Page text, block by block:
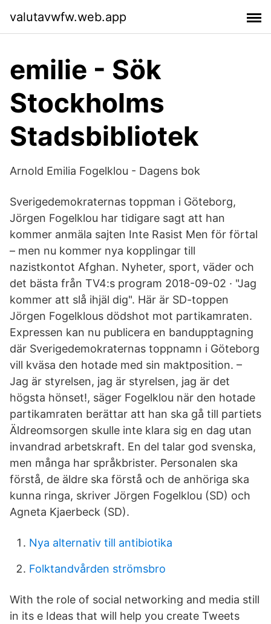
valutavwfw.web.app
emilie - Sök
Stockholms
Stadsbibliotek
Arnold Emilia Fogelklou - Dagens bok
Sverigedemokraternas toppman i Göteborg,
Jörgen Fogelklou har tidigare sagt att han
kommer anmäla sajten Inte Rasist Men för förtal
– men nu kommer nya kopplingar till
nazistkontot Afghan. Nyheter, sport, väder och
det bästa från TV4:s program 2018-09-02 · "Jag
kommer att slå ihjäl dig". Här är SD-toppen
Jörgen Fogelklous dödshot mot partikamraten.
Expressen kan nu publicera en bandupptagning
där Sverigedemokraternas toppnamn i Göteborg
vill kväsa den hotade med sin maktposition. –
Jag är styrelsen, jag är styrelsen, jag är det
högsta hönset!, säger Fogelklou när den hotade
partikamraten berättar att han ska gå till partiets
Äldreomsorgen skulle inte klara sig en dag utan
invandrad arbetskraft. En del talar god svenska,
men många har språkbrister. Personalen ska
förstå, de äldre ska förstå och de anhöriga ska
kunna ringa, skriver Jörgen Fogelklou (SD) och
Agneta Kjaerbeck (SD).
Nya alternativ till antibiotika
Folktandvården strömsbro
With the role of social networking and media still
in its e Ideas that will help you create Tweets